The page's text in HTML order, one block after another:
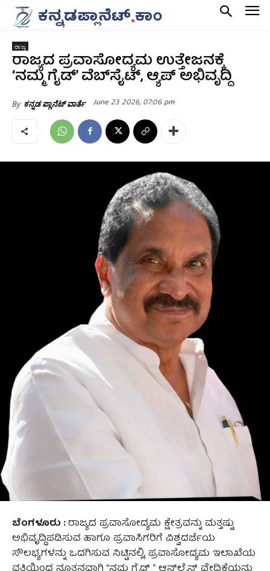
ರಾಜ್ಯ
ರಾಜ್ಯದ ಪ್ರವಾಸೋದ್ಯಮ ಉತ್ತೇಜನಕ್ಕೆ
‘ನಮ್ಮ ಗೈಡ್’ ವೆಬ್‍ಸೈಟ್, ಆ್ಯಪ್ ಅಭಿವೃದ್ದಿ
By ಕನ್ನಡ ಪ್ಲಾನೆಟ್ ವಾರ್ತೆ June 23 2026, 07:06 pm
ಬೆಂಗಳೂರು :ರಾಜ್ಯದ ಪ್ರವಾಸೋದ್ಯಮ ಕ್ಷೇತ್ರವನ್ನು ಮತ್ತಷ್ಟು
ಅಭಿವೃದ್ಧಿಪಡಿಸುವ ಹಾಗೂ ಪ್ರವಾಸಿಗರಿಗೆ ವಿಶ್ವದರ್ಜೆಯ
ಸೌಲಭ್ಯಗಳನ್ನು ಒದಗಿಸುವ ನಿಟ್ಟಿನಲ್ಲಿ, ಪ್ರವಾಸೋದ್ಯಮ ಇಲಾಖೆಯ